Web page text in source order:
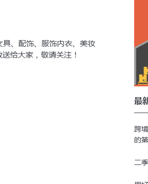
已经准备好
您将前往Coupang Corp
、配饰、服饰内衣、美妆
给大家，敬请关注！
最
跨
的
二